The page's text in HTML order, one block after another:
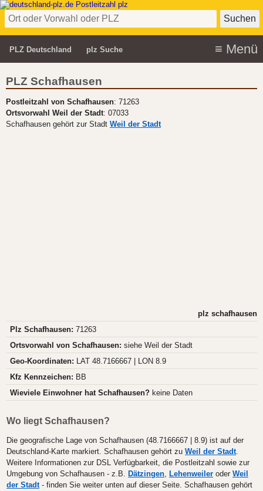
PLZ Deutschland plz Suche
PLZ Schafhausen
Postleitzahl von Schafhausen: 71263
Ortsvorwahl Weil der Stadt: 07033
Schafhausen gehört zur Stadt Weil der Stadt
plz schafhausen
Plz Schafhausen: 71263
Ortsvorwahl von Schafhausen: siehe Weil der Stadt
Geo-Koordinaten: LAT 48.7166667 | LON 8.9
Kfz Kennzeichen: BB
Wieviele Einwohner hat Schafhausen? keine Daten
Wo liegt Schafhausen?
Die geografische Lage von Schafhausen (48.7166667 | 8.9) ist auf der
Deutschland-Karte markiert. Schafhausen gehört zu Weil der Stadt.
Weitere Informationen zur DSL Verfügbarkeit, die Postleitzahl sowie zur
Umgebung von Schafhausen - z.B. Dätzingen, Lehenweiler oder Weil
der Stadt- finden Sie weiter unten auf dieser Seite. Schafhausen gehört